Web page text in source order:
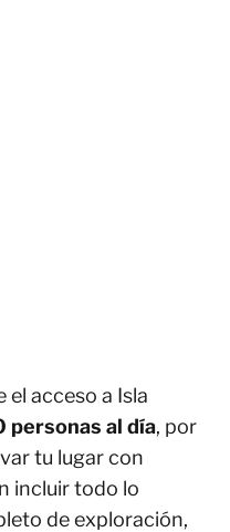
acceso a Isla
personas al día, por
tu lugar con
incluir todo lo
de exploración,